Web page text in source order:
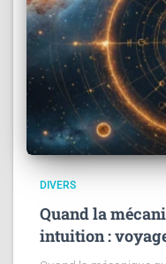
DIVERS
Quand la
intuition :